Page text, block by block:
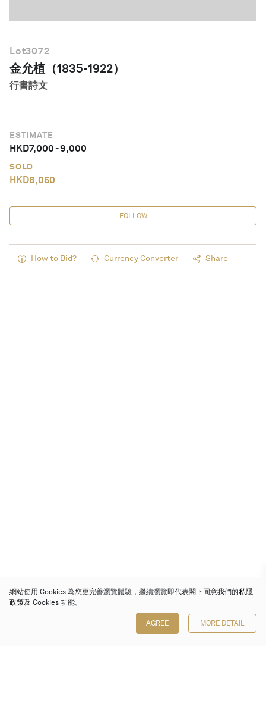
Lot3072
金允植（1835-1922）
行書詩文
ESTIMATE
HKD7,000-9,000
SOLD
HKD8,050
FOLLOW
How to Bid? Currency Converter Share
網站使用 Cookies 為您更完善瀏覽體驗，繼續瀏覽即代表閣下同意我們的私隱
政策及 Cookies 功能。
AGREE MORE DETAIL